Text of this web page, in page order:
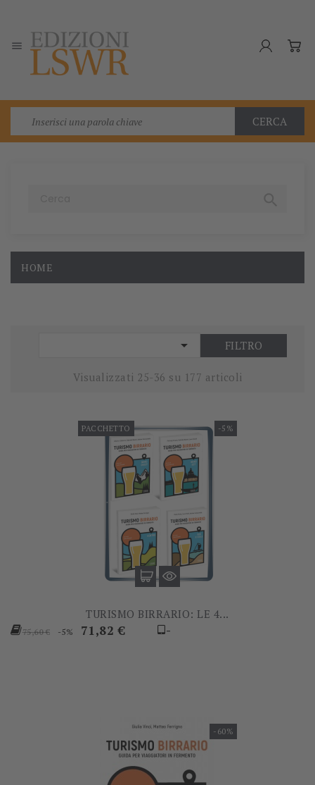

CERCA
HOME
 FILTRO
Visualizzati 25-36 su 177 articoli
-5%
PACCHETTO
TURISMO BIRRARIO: LE 4...
Prezzo
75,60 € -5% Prezzo
71,82 € -
-60%